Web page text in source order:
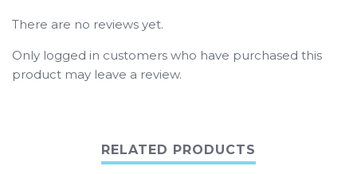
There are no reviews yet.
Only logged in customers who have purchased this
product may leave a review.
RELATED PRODUCTS